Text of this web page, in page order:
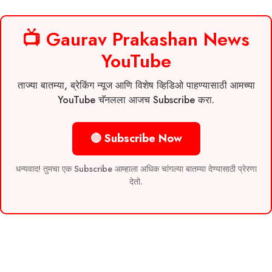
📺 Gaurav Prakashan News
YouTube
ताज्या बातम्या, ब्रेकिंग न्यूज आणि विशेष व्हिडिओ पाहण्यासाठी आमच्या
YouTube चॅनलला आजच Subscribe करा.
🔴 Subscribe Now
धन्यवाद! तुमचा एक Subscribe आम्हाला अधिक चांगल्या बातम्या देण्यासाठी प्रेरणा
देतो.